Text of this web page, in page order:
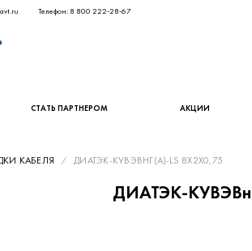
Телефон: 8 800 222-28-67
СТАТЬ ПАРТНЕРОМ АКЦИИ
КАБЕЛЯ ДИАТЭК-КУВЭВНГ(А)-LS 8Х2Х0,75
ДИАТЭК-